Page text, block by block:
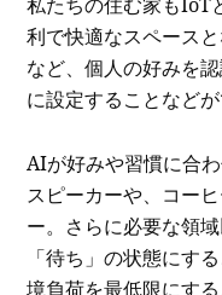
利で快適なスペース
など、個人の好みを
に設定することなどが
AIが好みや習慣に合
スピーカーや、コー
ー。さらに必要な領
「待ち」の状態にす
境負荷を最低限にする